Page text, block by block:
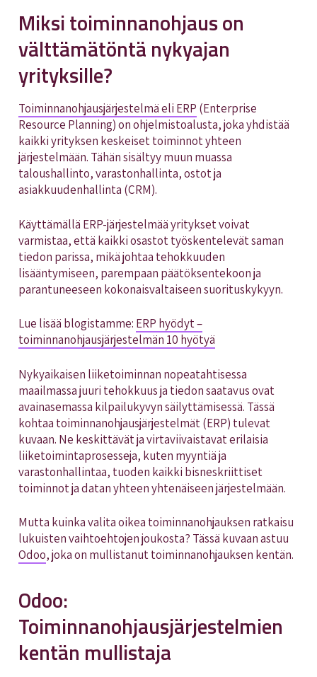
Miksi toiminnanohjaus on
välttämätöntä nykyajan
yrityksille?
Toiminnanohjausjärjestelmä eli ERP (Enterprise
Resource Planning) on ohjelmistoalusta, joka yhdistää
kaikki yrityksen keskeiset toiminnot yhteen
järjestelmään. Tähän sisältyy muun muassa
taloushallinto, varastonhallinta, ostot ja
asiakkuudenhallinta (CRM).
Käyttämällä ERP-järjestelmää yritykset voivat
varmistaa, että kaikki osastot työskentelevät saman
tiedon parissa, mikä johtaa tehokkuuden
lisääntymiseen, parempaan päätöksentekoon ja
parantuneeseen kokonaisvaltaiseen suorituskykyyn.
Lue lisää blogistamme: ERP hyödyt –
toiminnanohjausjärjestelmän 10 hyötyä
Nykyaikaisen liiketoiminnan nopeatahtisessa
maailmassa juuri tehokkuus ja tiedon saatavus ovat
avainasemassa kilpailukyvyn säilyttämisessä. Tässä
kohtaa toiminnanohjausjärjestelmät (ERP) tulevat
kuvaan. Ne keskittävät ja virtaviivaistavat erilaisia
liiketoimintaprosesseja, kuten myyntiä ja
varastonhallintaa, tuoden kaikki bisneskriittiset
toiminnot ja datan yhteen yhtenäiseen järjestelmään.
Mutta kuinka valita oikea toiminnanohjauksen ratkaisu
lukuisten vaihtoehtojen joukosta? Tässä kuvaan astuu
Odoo, joka on mullistanut toiminnanohjauksen kentän.
Odoo:
Toiminnanohjausjärjestelmien
kentän mullistaja